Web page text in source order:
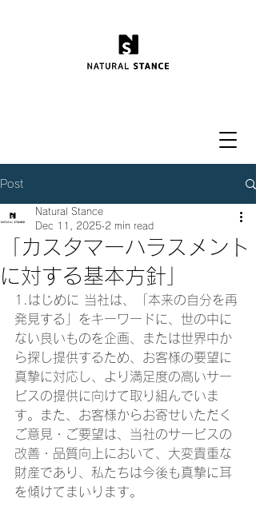
Post
「カスタマーハラスメント
に対する基本方針」
Natural Stance
Dec 11, 2025 2 min read
1.はじめに 当社は、「本来の自分を再
発見する」をキーワードに、世の中に
ない良いものを企画、または世界中か
ら探し提供するため、お客様の要望に
真摯に対応し、より満足度の高いサー
ビスの提供に向けて取り組んでいま
す。また、お客様からお寄せいただく
ご意見・ご要望は、当社のサービスの
改善・品質向上において、大変貴重な
財産であり、私たちは今後も真摯に耳
を傾けてまいります。